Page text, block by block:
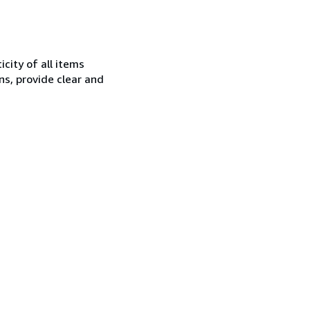
of all items
provide clear and